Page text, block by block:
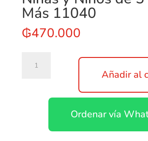
Más 11040
₲470.000
Classic
Añadir al
Ordenar vía